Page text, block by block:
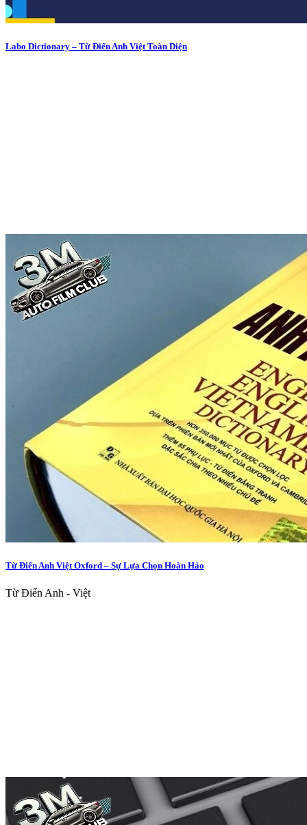
Labo Dictionary – Từ Điển Anh Việt Toàn Diện
Từ Điển Anh Việt Oxford – Sự Lựa Chọn Hoàn Hảo
Từ Điển Anh - Việt